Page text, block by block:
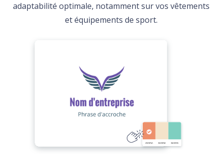
adaptabilité optimale, notamment sur vos vêtements
et équipements de sport.